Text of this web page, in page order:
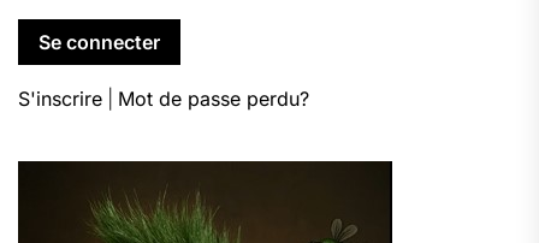
S'inscrire Mot de passe perdu?